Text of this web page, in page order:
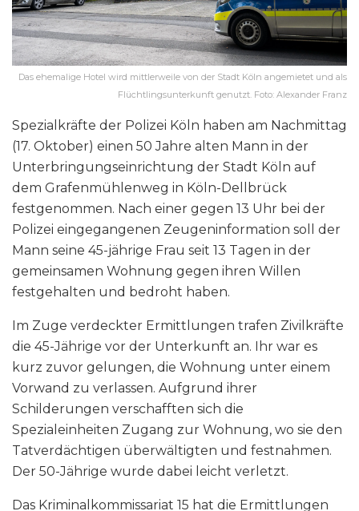
Das ehemalige Hotel wird mittlerweile von der Stadt Köln angemietet und als
Flüchtlingsunterkunft genutzt. Foto: Alexander Franz
Spezialkräfte der Polizei Köln haben am Nachmittag
(17. Oktober) einen 50 Jahre alten Mann in der
Unterbringungseinrichtung der Stadt Köln auf
dem Grafenmühlenweg in Köln-Dellbrück
festgenommen. Nach einer gegen 13 Uhr bei der
Polizei eingegangenen Zeugeninformation soll der
Mann seine 45-jährige Frau seit 13 Tagen in der
gemeinsamen Wohnung gegen ihren Willen
festgehalten und bedroht haben.
Im Zuge verdeckter Ermittlungen trafen Zivilkräfte
die 45-Jährige vor der Unterkunft an. Ihr war es
kurz zuvor gelungen, die Wohnung unter einem
Vorwand zu verlassen. Aufgrund ihrer
Schilderungen verschafften sich die
Spezialeinheiten Zugang zur Wohnung, wo sie den
Tatverdächtigen überwältigten und festnahmen.
Der 50-Jährige wurde dabei leicht verletzt.
Das Kriminalkommissariat 15 hat die Ermittlungen